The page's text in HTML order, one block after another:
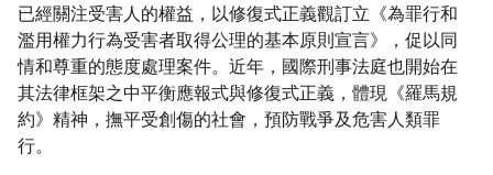
已經關注受害人的權益，以修復式正義觀訂立《為罪行和
濫用權力行為受害者取得公理的基本原則宣言》，促以同
情和尊重的態度處理案件。近年，國際刑事法庭也開始在
其法律框架之中平衡應報式與修復式正義，體現《羅馬規
約》精神，撫平受創傷的社會，預防戰爭及危害人類罪
行。